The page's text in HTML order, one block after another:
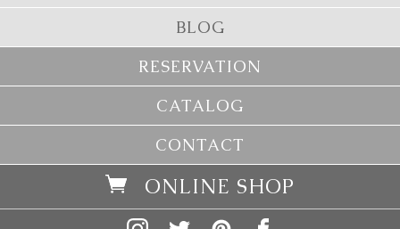
BLOG
RESERVATION
CATALOG
CONTACT
ONLINE SHOP